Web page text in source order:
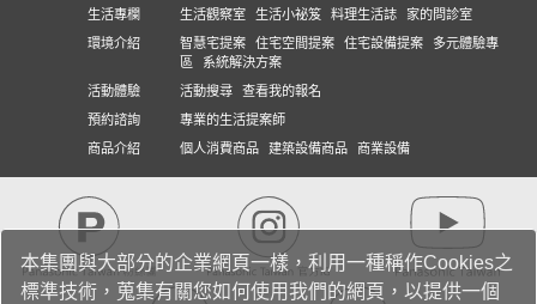
生活專欄
生活觀察室 生活小祕笈 料理生活誌
家的問診室
環境介紹
智慧宅提案 住宅空間提案 住宅設備提案
多元體驗專
區
系統解決方案
活動體驗
活動搜尋
查看我的報名
預約諮詢
專業的生活提案師
商品介紹
個人消費商品 建築設備商品 商業設備
本集團與大部分的企業網頁一樣，利用一種稱作Cookies之
標準技術，蒐集有關您如何使用我們的網頁，以提供一個